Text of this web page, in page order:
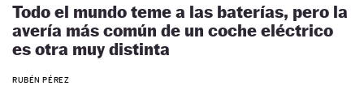
Todo el mundo teme a las baterías, pero la
avería más común de un coche eléctrico
es otra muy distinta
RUBÉN PÉREZ